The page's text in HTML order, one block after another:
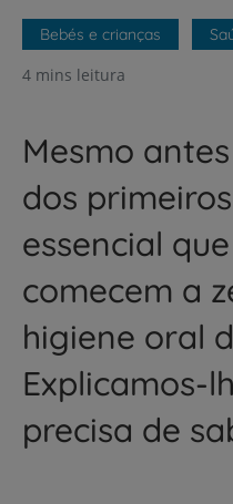
Bebés e crianças
4 mins leitura
Mesmo
dos
essencial
comecem a
higiene oral
Explicamos-
precisa de